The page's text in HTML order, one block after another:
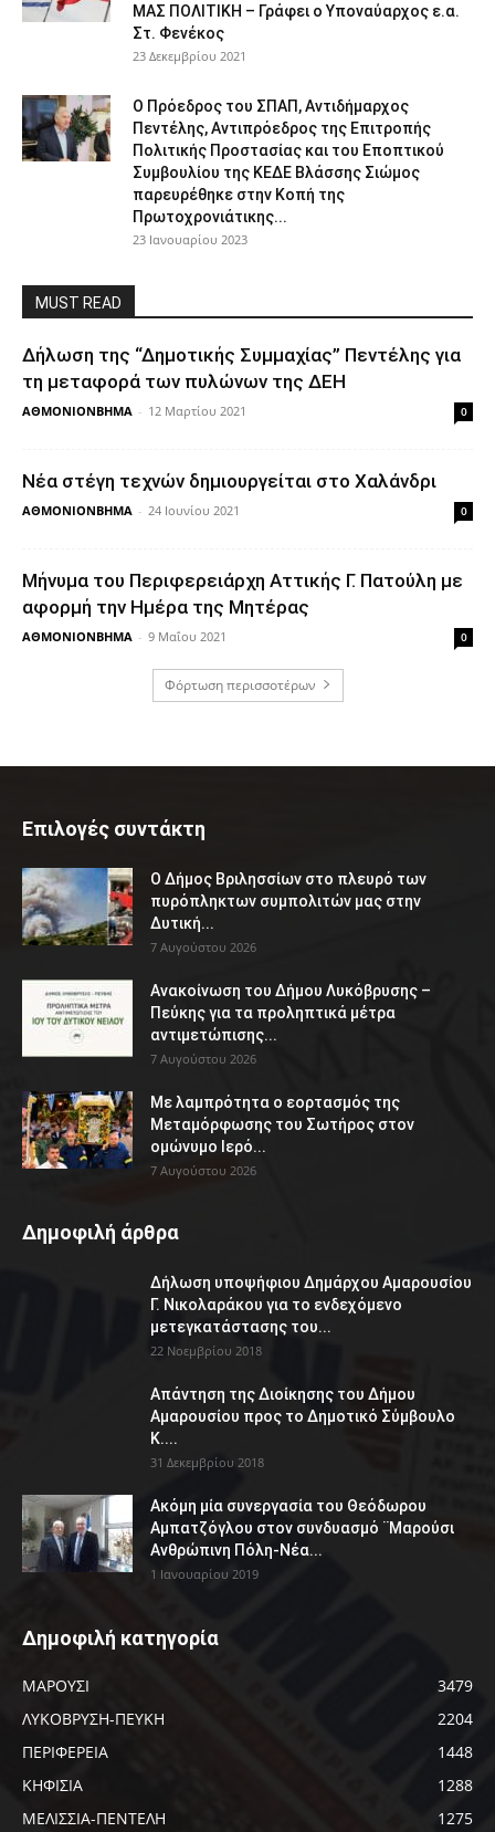
ΜΑΣ ΠΟΛIΤΙΚΗ – Γράφει ο Υποναύαρχος ε.α.
Στ. Φενέκος
23 Δεκεμβρίου 2021
Ο Πρόεδρος του ΣΠΑΠ, Αντιδήμαρχος
Πεντέλης, Αντιπρόεδρος της Επιτροπής
Πολιτικής Προστασίας και του Εποπτικού
Συμβουλίου της ΚΕΔΕ Βλάσσης Σιώμος
παρευρέθηκε στην Κοπή της
Πρωτοχρονιάτικης...
23 Ιανουαρίου 2023
MUST READ
Δήλωση της “Δημοτικής Συμμαχίας” Πεντέλης για
τη μεταφορά των πυλώνων της ΔΕΗ
ΑΘΜΟΝΙΟΝΒΗΜΑ - 12 Μαρτίου 2021 0
Νέα στέγη τεχνών δημιουργείται στο Χαλάνδρι
ΑΘΜΟΝΙΟΝΒΗΜΑ - 24 Ιουνίου 2021 0
Μήνυμα του Περιφερειάρχη Αττικής Γ. Πατούλη με
αφορμή την Ημέρα της Μητέρας
ΑΘΜΟΝΙΟΝΒΗΜΑ - 9 Μαΐου 2021 0
Φόρτωση περισσοτέρων
Επιλογές συντάκτη
Ο Δήμος Βριλησσίων στο πλευρό των
πυρόπληκτων συμπολιτών μας στην
Δυτική...
7 Αυγούστου 2026
Ανακοίνωση του Δήμου Λυκόβρυσης –
Πεύκης για τα προληπτικά μέτρα
αντιμετώπισης...
7 Αυγούστου 2026
Με λαμπρότητα ο εορτασμός της
Μεταμόρφωσης του Σωτήρος στον
ομώνυμο Ιερό...
7 Αυγούστου 2026
Δημοφιλή άρθρα
Δήλωση υποψήφιου Δημάρχου Αμαρουσίου
Γ. Νικολαράκου για το ενδεχόμενο
μετεγκατάστασης του...
22 Νοεμβρίου 2018
Απάντηση της Διοίκησης του Δήμου
Αμαρουσίου προς το Δημοτικό Σύμβουλο
Κ....
31 Δεκεμβρίου 2018
Ακόμη μία συνεργασία του Θεόδωρου
Αμπατζόγλου στον συνδυασμό ¨Μαρούσι
Ανθρώπινη Πόλη-Νέα...
1 Ιανουαρίου 2019
Δημοφιλή κατηγορία
ΜΑΡΟΥΣΙ
3479
ΛΥΚΟΒΡΥΣΗ-ΠΕΥΚΗ
2204
ΠΕΡΙΦΕΡΕΙΑ
1448
ΚΗΦΙΣΙΑ
1288
ΜΕΛΙΣΣΙΑ-ΠΕΝΤΕΛΗ
1275